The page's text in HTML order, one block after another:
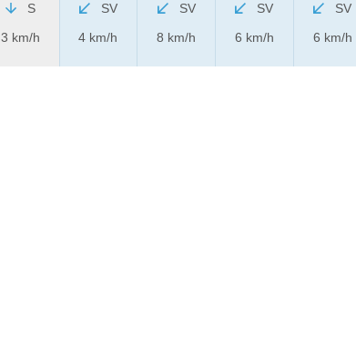
S
3 km/h
SV
4 km/h
SV
8 km/h
SV
6 km/h
SV
6 km/h